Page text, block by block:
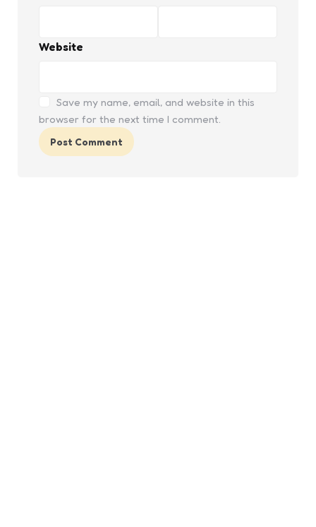
Website
Save my name, email, and website in this
browser for the next time I comment.